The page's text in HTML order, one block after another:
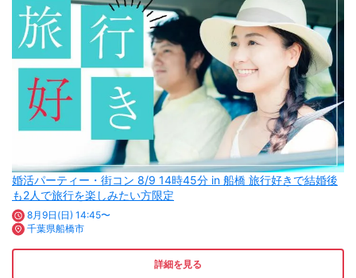
婚活パーティー・街コン 8/9 14時45分 in 船橋 旅行好きで結婚後
も2人で旅行を楽しみたい方限定
8月9日(日) 14:45〜
千葉県船橋市
詳細を見る